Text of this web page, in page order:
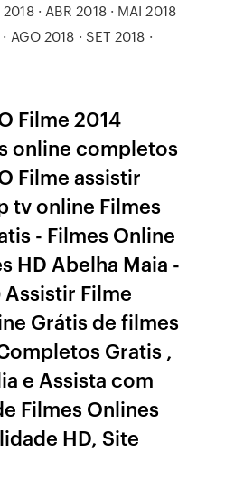
· ABR 2018 · MAI 2018
AGO 2018 · SET 2018 ·
Filme 2014
online completos
Filme assistir
tv online Filmes
- Filmes Online
HD Abelha Maia -
Assistir Filme
Grátis de filmes
Gratis ,
e Assista com
Filmes Onlines
HD, Site